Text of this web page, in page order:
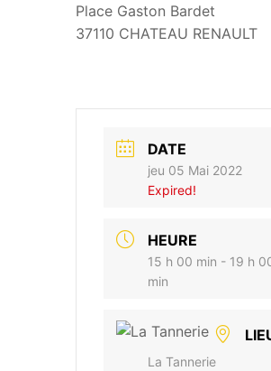
Place Gaston Bardet
37110 CHATEAU RENAULT
DATE
jeu 05 Mai 2022
Expired!
HEURE
15 h 00 min - 19 h
min
La Tannerie